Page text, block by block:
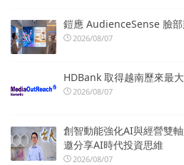
鎧應 AudienceSense 臉
2026/08/07
HDBank 取得越南歷來最
2026/08/07
創智動能強化AI與經營雙
邀分享AI時代投資思維
2026/08/07